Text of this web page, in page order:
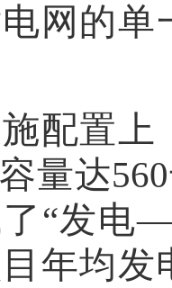
网的
配置上
量达
“发电
年均发